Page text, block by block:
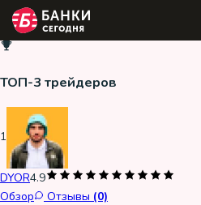
ТОП-3 трейдеров
1
DYOR4.9
Обзор
Отзывы (0)